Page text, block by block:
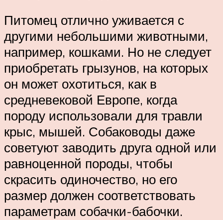
Питомец отлично уживается с
другими небольшими животными,
например, кошками. Но не следует
приобретать грызунов, на которых
он может охотиться, как в
средневековой Европе, когда
породу использовали для травли
крыс, мышей. Собаководы даже
советуют заводить друга одной или
равноценной породы, чтобы
скрасить одиночество, но его
размер должен соответствовать
параметрам собачки-бабочки.